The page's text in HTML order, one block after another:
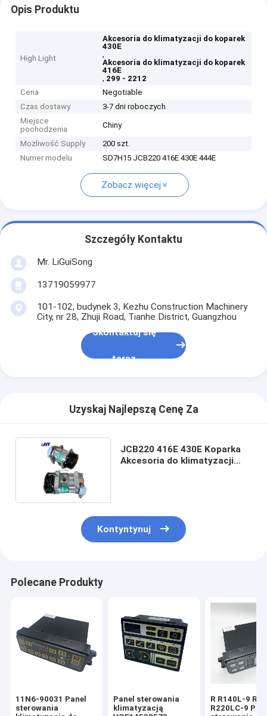
Opis Produktu
High Light
Akcesoria do klimatyzacji do koparek
430E
,
Akcesoria do klimatyzacji do koparek
416E
, 299 - 2212
Cena
Negotiable
Czas dostawy
3-7 dni roboczych
Miejsce
pochodzenia
Chiny
Możliwość Supply
200 szt.
Numer modelu
SD7H15 JCB220 416E 430E 444E
Zobacz więcej
Szczegóły Kontaktu
Mr. LiGuiSong
13719059977
101-102, budynek 3, Kezhu Construction Machinery
City, nr 28, Zhuji Road, Tianhe District, Guangzhou
Skontaktuj się
teraz
Uzyskaj Najlepszą Cenę Za
JCB220 416E 430E Koparka
Akcesoria do klimatyzacji
Kontyntynuj
Polecane Produkty
11N6-90031 Panel
sterowania
Panel sterowania
klimatyzacją
R R140L-9
R220LC-9